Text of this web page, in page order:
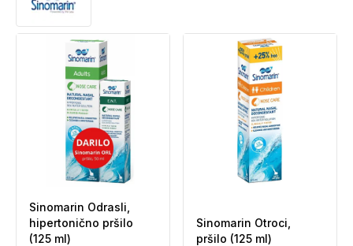
Sinomarin Odrasli,
hipertonično pršilo
(125 ml)
Sinomarin Otroci,
pršilo (125 ml)